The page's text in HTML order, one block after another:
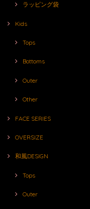
ラッピング袋
Kids
Tops
Bottoms
Outer
Other
FACE SERIES
OVERSIZE
和風DESIGN
Tops
Outer